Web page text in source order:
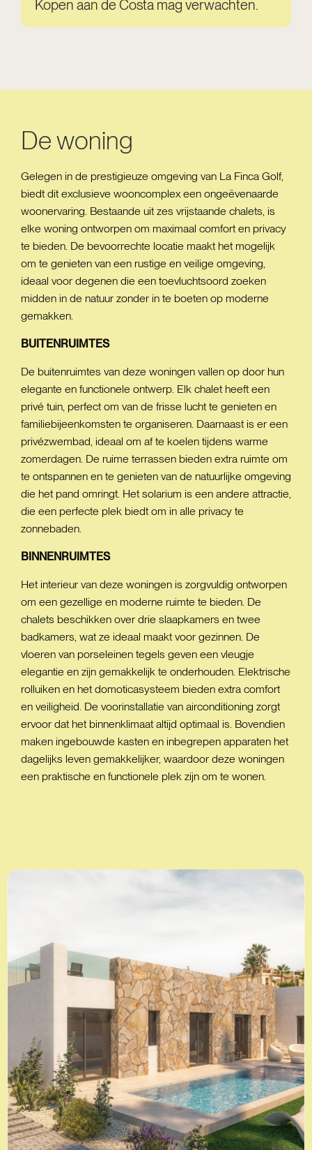
Kopen aan de Costa mag verwachten.
De woning
Gelegen in de prestigieuze omgeving van La Finca Golf,
biedt dit exclusieve wooncomplex een ongeëvenaarde
woonervaring. Bestaande uit zes vrijstaande chalets, is
elke woning ontworpen om maximaal comfort en privacy
te bieden. De bevoorrechte locatie maakt het mogelijk
om te genieten van een rustige en veilige omgeving,
ideaal voor degenen die een toevluchtsoord zoeken
midden in de natuur zonder in te boeten op moderne
gemakken.
BUITENRUIMTES
De buitenruimtes van deze woningen vallen op door hun
elegante en functionele ontwerp. Elk chalet heeft een
privé tuin, perfect om van de frisse lucht te genieten en
familiebijeenkomsten te organiseren. Daarnaast is er een
privézwembad, ideaal om af te koelen tijdens warme
zomerdagen. De ruime terrassen bieden extra ruimte om
te ontspannen en te genieten van de natuurlijke omgeving
die het pand omringt. Het solarium is een andere attractie,
die een perfecte plek biedt om in alle privacy te
zonnebaden.
BINNENRUIMTES
Het interieur van deze woningen is zorgvuldig ontworpen
om een gezellige en moderne ruimte te bieden. De
chalets beschikken over drie slaapkamers en twee
badkamers, wat ze ideaal maakt voor gezinnen. De
vloeren van porseleinen tegels geven een vleugje
elegantie en zijn gemakkelijk te onderhouden. Elektrische
rolluiken en het domoticasysteem bieden extra comfort
en veiligheid. De voorinstallatie van airconditioning zorgt
ervoor dat het binnenklimaat altijd optimaal is. Bovendien
maken ingebouwde kasten en inbegrepen apparaten het
dagelijks leven gemakkelijker, waardoor deze woningen
een praktische en functionele plek zijn om te wonen.